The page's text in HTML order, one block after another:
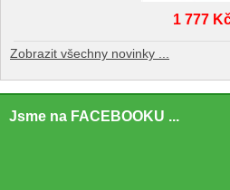
1 777
Zobrazit všechny novinky ...
Jsme na FACEBOOKU ...